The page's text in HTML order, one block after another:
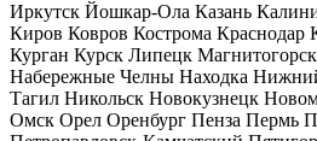
Иркутск Йошкар-Ола Казань
Киров Ковров Кострома Краснодар
Курган Курск Липецк Магнитогорск
Набережные Челны Находка
Тагил Никольск Новокузнецк
Омск Орел Оренбург Пенза Пермь